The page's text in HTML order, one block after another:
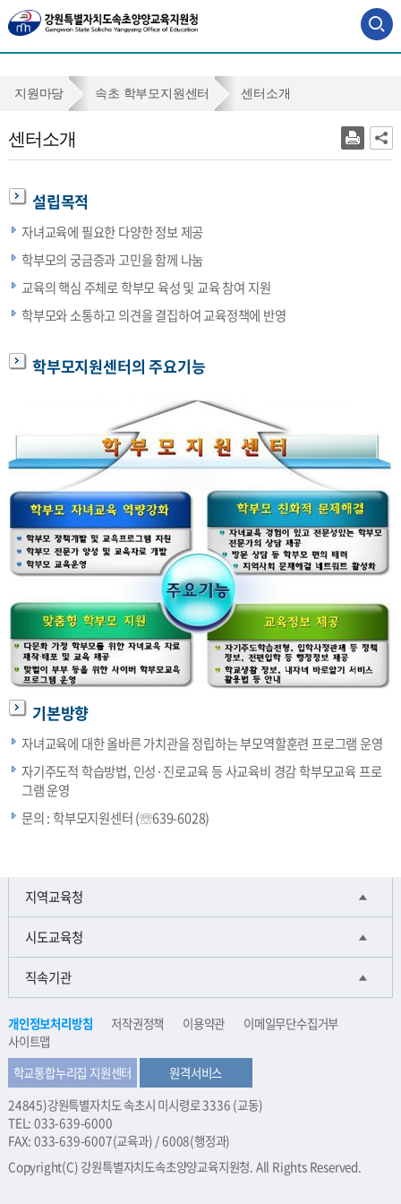
사
이
로
가
기
센
소
지원마당 속초 학부모지원센터 센터소개
센터소개
설립목적
자녀교육에 필요한 다양한 정보 제공
학부모의 궁금증과 고민을 함께 나눔
교육의 핵심 주체로 학부모 육성 및 교육 참여 지원
학부모와 소통하고 의견을 결집하여 교육정책에 반영
학부모지원센터의 주요기능
기본방향
자녀교육에 대한 올바른 가치관을 정립하는 부모역할훈련 프로그램 운영
자기주도적 학습방법, 인성·진로교육 등 사교육비 경감 학부모교육 프로
그램 운영
문의 : 학부모지원센터 (☏639-6028)
지역교육청
시도교육청
직속기관
개인정보처리방침 저작권정책 이용약관
이메일무단수집거부
사이트맵
학교통합누리집 지원센터
원격서비스
24845)강원특별자치도 속초시 미시령로 3336 (교동)
TEL: 033-639-6000
FAX: 033-639-6007(교육과) / 6008(행정과)
Copyright(C) 강원특별자치도속초양양교육지원청. All Rights Reserved.